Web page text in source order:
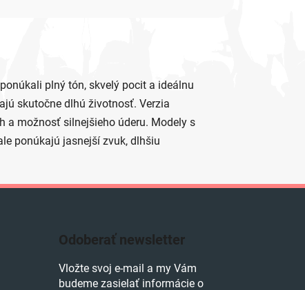
plný tón, skvelý pocit a ideálnu
skutočne dlhú životnosť. Verzia
a možnosť silnejšieho úderu. Modely s
ponúkajú jasnejší zvuk, dlhšiu
Odoberať newsletter
Vložte svoj e-mail a my Vám
budeme zasielať informácie o